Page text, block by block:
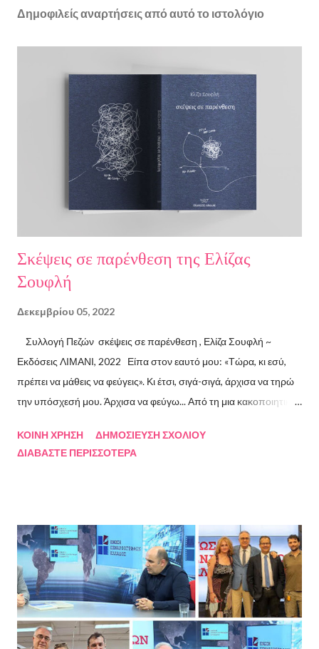
Δημοφιλείς αναρτήσεις από αυτό το ιστολόγιο
Σκέψεις σε παρένθεση της Ελίζας
Σουφλή
Δεκεμβρίου 05, 2022
Συλλογή Πεζών σκέψεις σε παρένθεση , Ελίζα Σουφλή ~
Εκδόσεις ΛΙΜΑΝΙ, 2022 Είπα στον εαυτό μου: «Τώρα, κι εσύ,
πρέπει να μάθεις να φεύγεις». Κι έτσι, σιγά-σιγά, άρχισα να τηρώ
την υπόσχεσή μου. Άρχισα να φεύγω... Από τη μια κακοποιητική
συμβάσεις ασύμβατες με το εγώ μου, από ταμπέλες που
Σχετικά με την συγγραφέα Η Ελίζα Σουφλή γεννήθηκε το 1989 και
μεγάλωσε στον Πειραιά. Αποφοίτησε από το Τμήμα Νομικής του
Αριστοτελείου Πανεπιστημίου Θεσσαλονίκης. Έχει κάνει επίσης
σπουδές στη μουσική, την ιστορία της τέχνης και τη φιλολογία
στην Ελλάδα και το εξωτερικό. Από το 2008 ασχολείται με την
πολιτιστική δημοσιογραφία και διατηρεί τον πολιτιστικό ιστότοπο
ΚΟΙΝΉ ΧΡΉΣΗ
ΔΗΜΟΣΊΕΥΣΗ ΣΧΟΛΊΟΥ
ΔΙΑΒΆΣΤΕ ΠΕΡΙΣΣΌΤΕΡΑ